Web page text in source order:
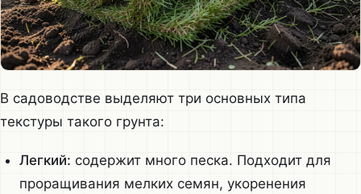
В садоводстве выделяют три основных типа
текстуры такого грунта:
Легкий: содержит много песка. Подходит для
проращивания мелких семян, укоренения